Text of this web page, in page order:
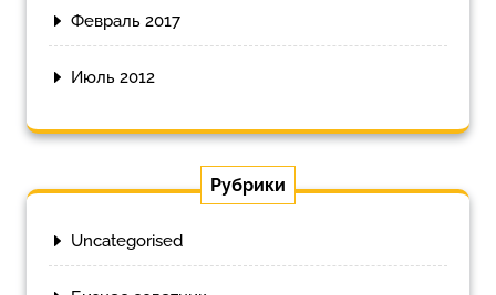
Февраль 2017
Июль 2012
Рубрики
Uncategorised